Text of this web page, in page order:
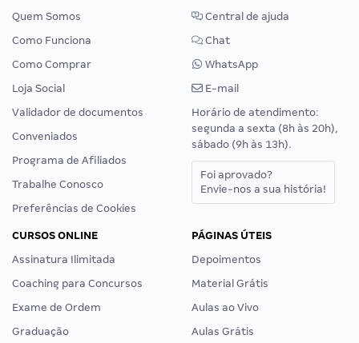
Quem Somos
Como Funciona
Como Comprar
Loja Social
Validador de documentos
Conveniados
Programa de Afiliados
Trabalhe Conosco
Preferências de Cookies
Central de ajuda
Chat
WhatsApp
E-mail
Horário de atendimento:
segunda a sexta (8h às 20h),
sábado (9h às 13h).
Foi aprovado?
Envie-nos a sua história!
CURSOS ONLINE
Assinatura Ilimitada
Coaching para Concursos
Exame de Ordem
Graduação
PÁGINAS ÚTEIS
Depoimentos
Material Grátis
Aulas ao Vivo
Aulas Grátis